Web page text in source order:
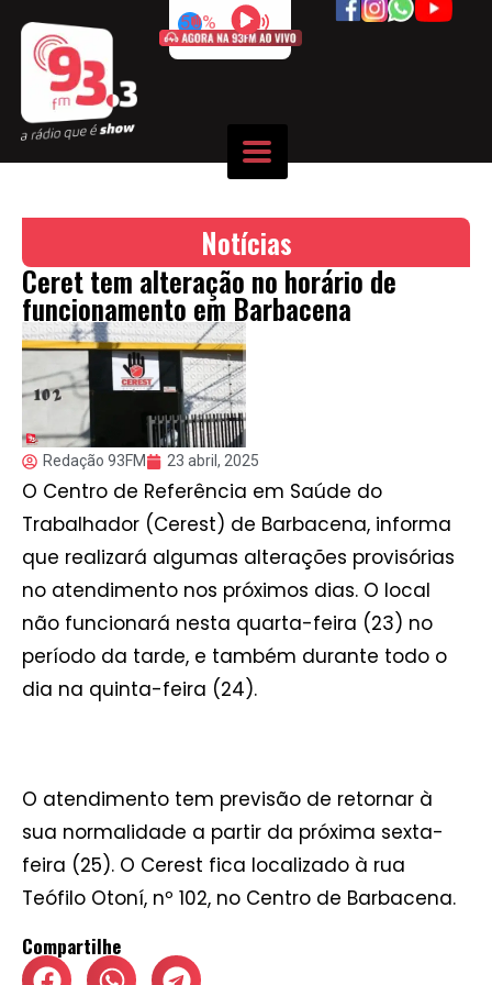
50%
Notícias
Ceret tem alteração no horário de
funcionamento em Barbacena
Redação 93FM 23 abril, 2025
O Centro de Referência em Saúde do
Trabalhador (Cerest) de Barbacena, informa
que realizará algumas alterações provisórias
no atendimento nos próximos dias. O local
não funcionará nesta quarta-feira (23) no
período da tarde, e também durante todo o
dia na quinta-feira (24).
O atendimento tem previsão de retornar à
sua normalidade a partir da próxima sexta-
feira (25). O Cerest fica localizado à rua
Teófilo Otoní, nº 102, no Centro de Barbacena.
Compartilhe